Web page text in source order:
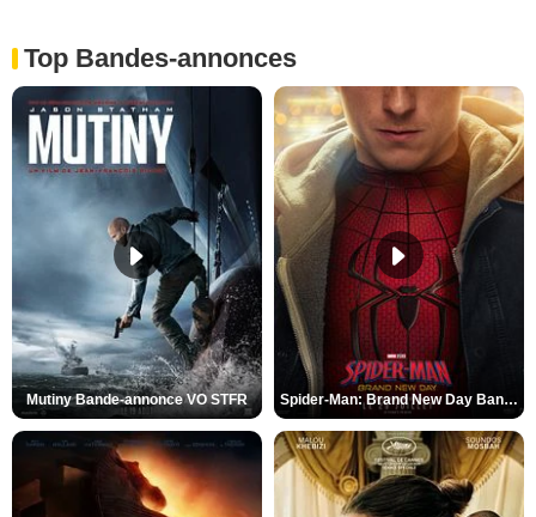
Top Bandes-annonces
Mutiny Bande-annonce VO STFR Spider-Man: Brand New Day Bande-annonce VO STFR